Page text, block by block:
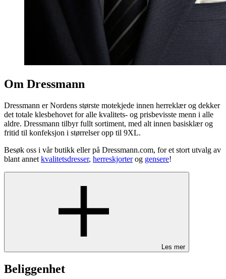
Om Dressmann
Dressmann er Nordens største motekjede innen herreklær og dekker
det totale klesbehovet for alle kvalitets- og prisbevisste menn i alle
aldre. Dressmann tilbyr fullt sortiment, med alt innen basisklær og
fritid til konfeksjon i størrelser opp til 9XL.
Besøk oss i vår butikk eller på Dressmann.com, for et stort utvalg av
blant annet kvalitetsdresser, herreskjorterog gensere!
Les mer
Beliggenhet